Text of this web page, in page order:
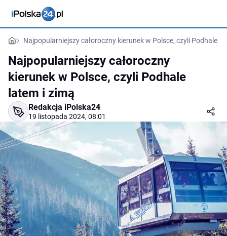
Najpopularniejszy całoroczny kierunek w Polsce, czyli Podhale
Najpopularniejszy całoroczny
kierunek w Polsce, czyli Podhale
latem i zimą
Redakcja iPolska24
19 listopada 2024, 08:01